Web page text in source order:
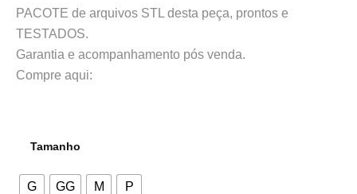
PACOTE de arquivos STL desta peça, prontos e
TESTADOS.
Garantia e acompanhamento pós venda.
Compre aqui:
Tamanho
G GG M P